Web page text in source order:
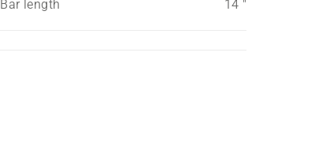
Bar length
14 "